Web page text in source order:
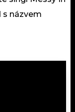
s názvem